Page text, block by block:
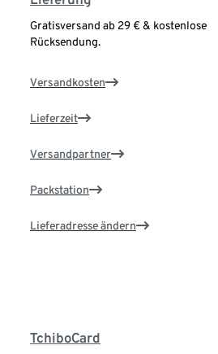
Gratisversand ab 29 € & kostenlose
Rücksendung.
Versandkosten
Lieferzeit
Versandpartner
Packstation
Lieferadresse ändern
TchiboCard